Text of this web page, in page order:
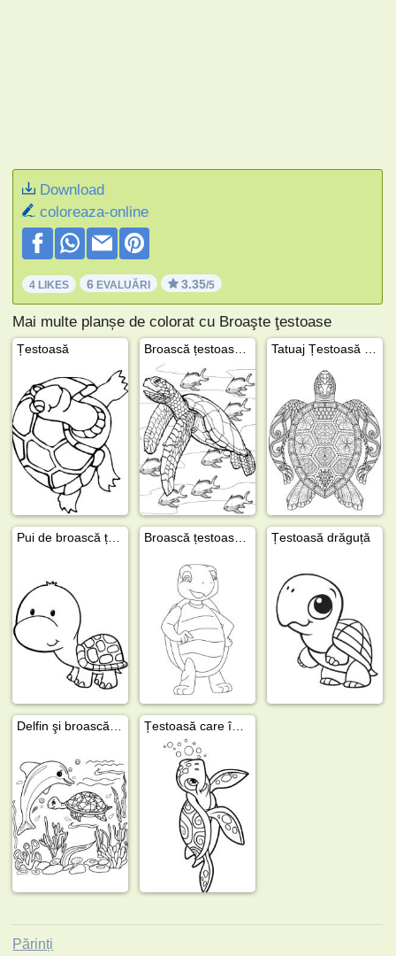
Download
coloreaza-online
4 LIKES 6 EVALUĂRI 3.35/5
Mai multe planșe de colorat cu Broaşte ţestoase
Țestoasă
Țestoasă drăguță
Părinți